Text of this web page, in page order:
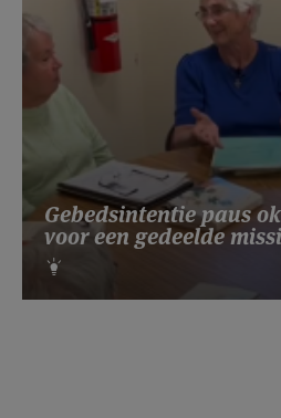
Gebedsintentie paus
voor een gedeelde